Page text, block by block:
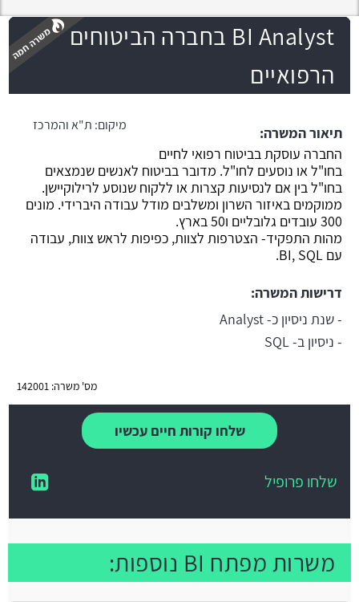
BI Analyst בחברה הביטוחים
הרפואיים
מיקום: ת"א והמרכז
תיאור המשרה:
החברה עוסקת בביטוח רפואי לחיים
בחו"ל או נוסעים לחו"ל. מדובר בביטוח לאנשים שנמצאים
בחו"ל בין אם לנסיעות קצרות או ללקוח שנוסע לרילוקיישן.
ממוקמים באיזור השרון ומשלבים מודל עבודה היברידי. מונים
300 עובדים גלובליים ו50 בארץ.
מהות התפקיד- הצטרפות לצוות, כפיפות לראש צוות, עבודה
עם BI, SQL.
דרישות המשרה:
- שנת ניסיון כ- Analyst
- ניסיון ב- SQL
מס' משרה: 142001
שלחו קורות חיים עכשיו
שלחו פרופיל
משרות מפתח BI נוספות: